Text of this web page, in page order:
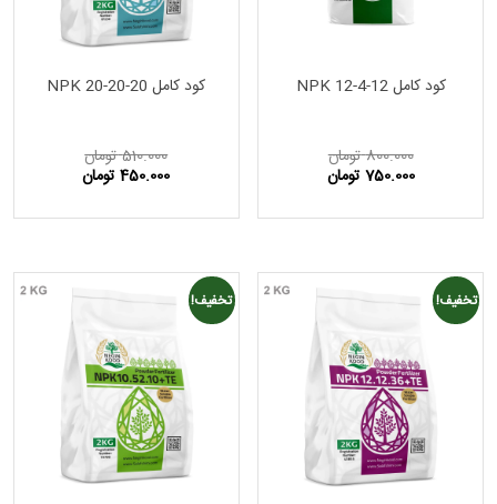
کود کامل NPK 12-4-12
800.000تومان
750.000 تومان
کود کامل NPK 20-20-20
510.000تومان
450.000 تومان
تخفیف! تخفیف!